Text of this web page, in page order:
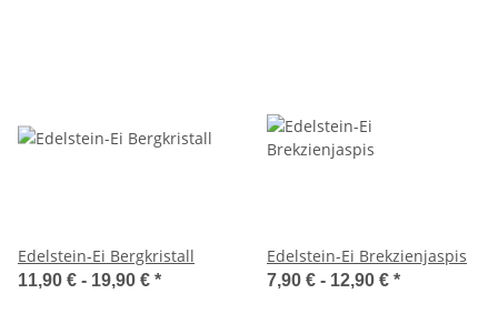
Edelstein-Ei Bergkristall
11,90 € - 19,90 € *
Edelstein-Ei Brekzienjaspis
7,90 € - 12,90 € *